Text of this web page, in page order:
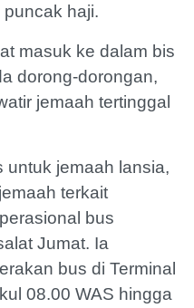
haji.
masuk ke dalam bis
dorong-dorongan,
jemaah tertinggal
untuk jemaah lansia,
terkait
bus
Jumat. Ia
bus di Terminal
08.00 WAS hingga